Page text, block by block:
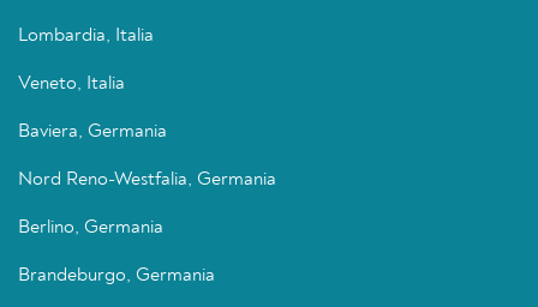
Lombardia, Italia
Veneto, Italia
Baviera, Germania
Nord Reno-Westfalia, Germania
Berlino, Germania
Brandeburgo, Germania